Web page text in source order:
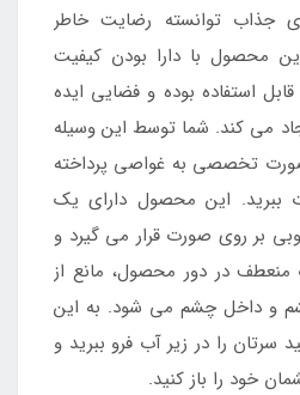
جذاب توانسته رضایت خاطر
محصول با دارا بودن کیفیت
استفاده بوده و فضایی ایده
می کند. شما توسط این وسیله
تخصصی به غواصی پرداخته
ببرید. این محصول دارای یک
بر روی صورت قرار می گیرد و
منعطف در دور محصول، مانع از
و داخل چشم می شود. به این
سرتان را در زیر آب فرو ببرید و
خود را باز کنید.